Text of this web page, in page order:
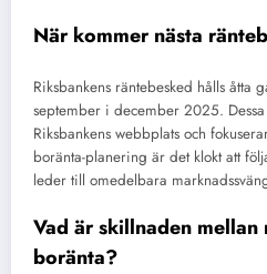
När kommer nästa
Riksbankens räntebesked hålls åtta
september i december 2025.
Riksbankens webbplats och
boränta-planering är det klokt att
leder till omedelbara
Vad är skillnaden
boränta?